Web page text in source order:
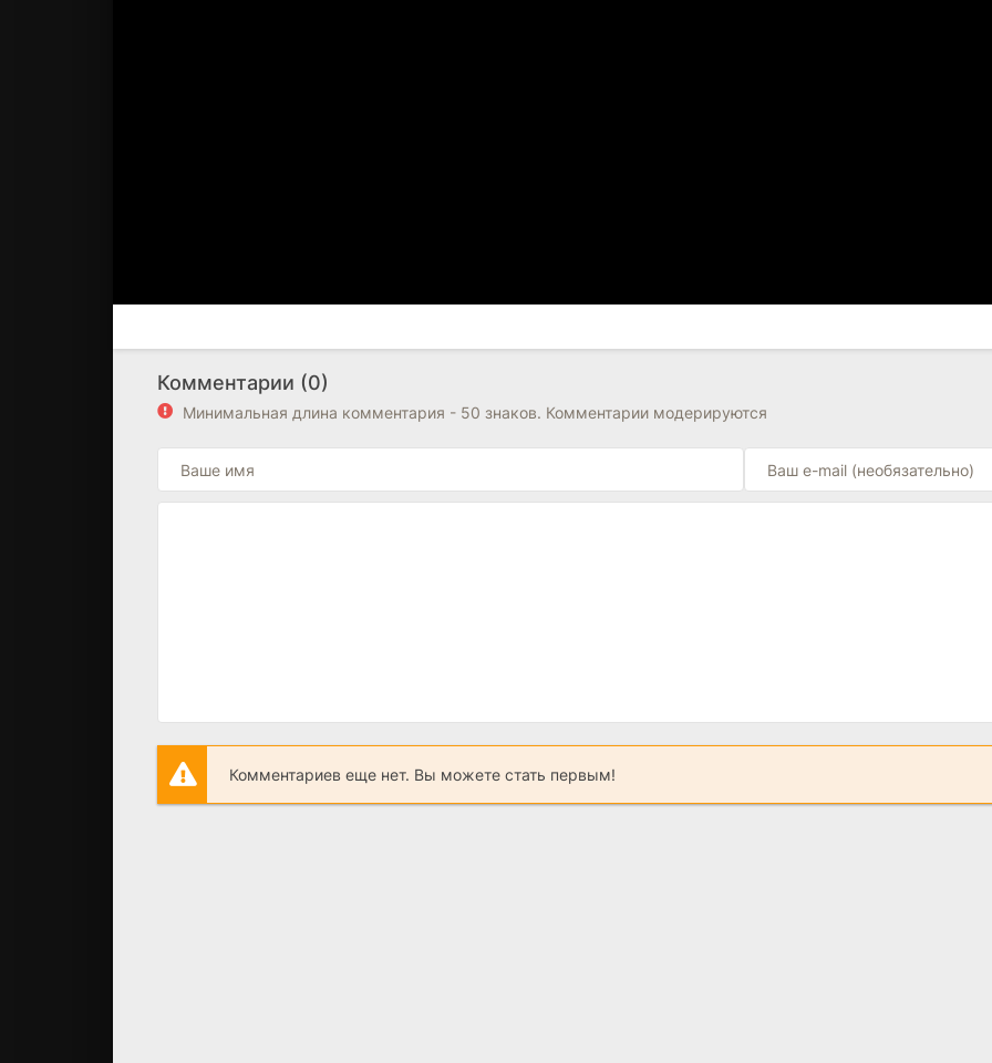
Комментарии (0)
Минимальная длина комментария - 50 знаков. Комментарии модерируются
Комментариев еще нет. Вы можете стать первым!